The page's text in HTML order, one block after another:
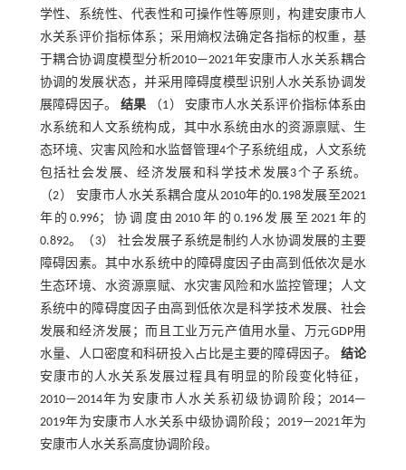
学性、系统性、代表性和可操作性等原则，构建安康市人
水关系评价指标体系；采用熵权法确定各指标的权重，基
于耦合协调度模型分析2010—2021年安康市人水关系耦合
协调的发展状态，并采用障碍度模型识别人水关系协调发
展障碍因子。 结果 （1） 安康市人水关系评价指标体系由
水系统和人文系统构成，其中水系统由水的资源禀赋、生
态环境、灾害风险和水监督管理4个子系统组成，人文系统
包括社会发展、经济发展和科学技术发展3个子系统。
（2） 安康市人水关系耦合度从2010年的0.198发展至2021
年的0.996；协调度由2010年的0.196发展至2021年的
0.892。（3） 社会发展子系统是制约人水协调发展的主要
障碍因素。其中水系统中的障碍度因子由高到低依次是水
生态环境、水资源禀赋、水灾害风险和水监控管理；人文
系统中的障碍度因子由高到低依次是科学技术发展、社会
发展和经济发展；而且工业万元产值用水量、万元GDP用
水量、人口密度和科研投入占比是主要的障碍因子。结论
安康市的人水关系发展过程具有明显的阶段变化特征，
2010—2014年为安康市人水关系初级协调阶段；2014—
2019年为安康市人水关系中级协调阶段；2019—2021年为
安康市人水关系高度协调阶段。